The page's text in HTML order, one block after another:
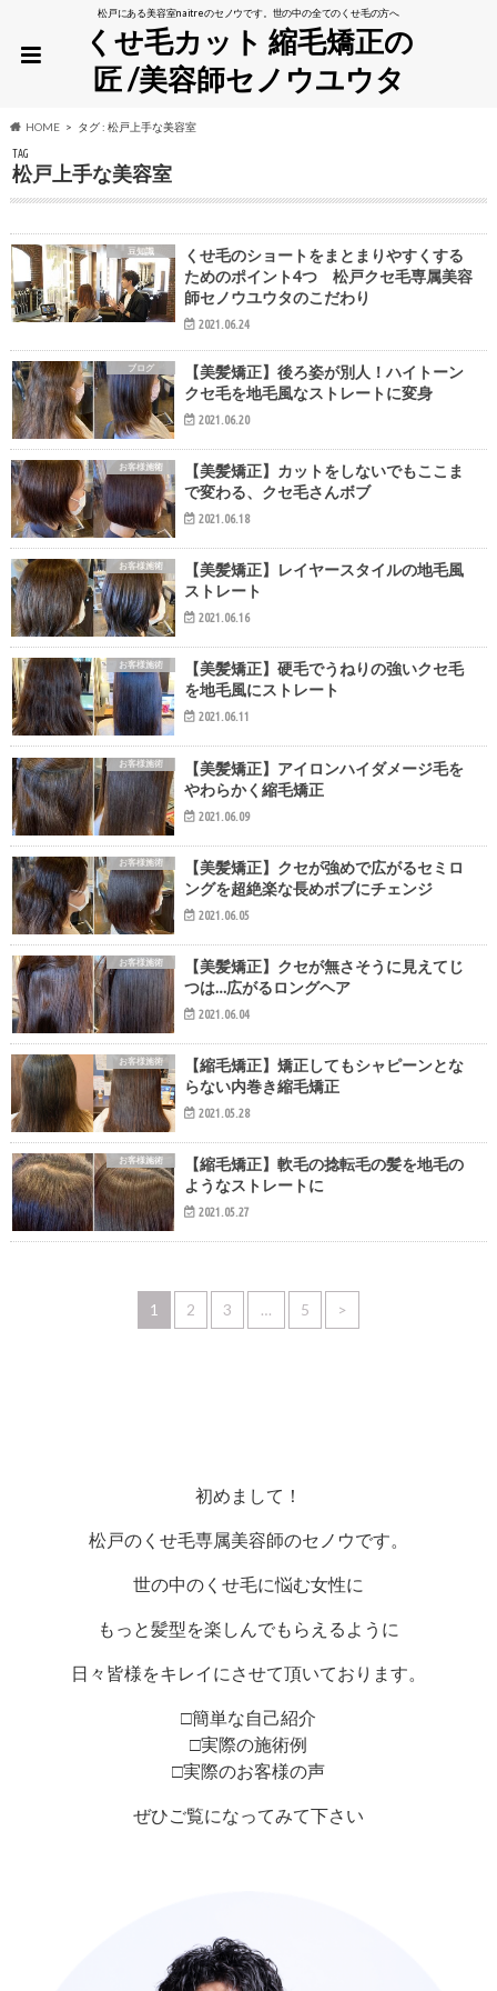
松戸にある美容室naitreのセノウです。世の中の全てのくせ毛の方へ
くせ毛カット 縮毛矯正の
匠 /美容師セノウユウタ
HOME タグ : 松戸上手な美容室
TAG
松戸上手な美容室
豆知識
くせ毛のショートをまとまりやすくする
ためのポイント4つ 松戸クセ毛専属美容
師セノウユウタのこだわり
2021.06.24
ブログ
【美髪矯正】後ろ姿が別人！ハイトーン
クセ毛を地毛風なストレートに変身
2021.06.20
お客様施術
【美髪矯正】カットをしないでもここま
で変わる、クセ毛さんボブ
2021.06.18
お客様施術
【美髪矯正】レイヤースタイルの地毛風
ストレート
2021.06.16
お客様施術
【美髪矯正】硬毛でうねりの強いクセ毛
を地毛風にストレート
2021.06.11
お客様施術
【美髪矯正】アイロンハイダメージ毛を
やわらかく縮毛矯正
2021.06.09
お客様施術
【美髪矯正】クセが強めで広がるセミロ
ングを超絶楽な長めボブにチェンジ
2021.06.05
お客様施術
【美髪矯正】クセが無さそうに見えてじ
つは…広がるロングヘア
2021.06.04
お客様施術
【縮毛矯正】矯正してもシャピーンとな
らない内巻き縮毛矯正
2021.05.28
お客様施術
【縮毛矯正】軟毛の捻転毛の髪を地毛の
ようなストレートに
2021.05.27
1 2 3 … 5 >
初めまして！
松戸のくせ毛専属美容師のセノウです。
世の中のくせ毛に悩む女性に
もっと髪型を楽しんでもらえるように
日々皆様をキレイにさせて頂いております。
□簡単な自己紹介
□実際の施術例
□実際のお客様の声
ぜひご覧になってみて下さい